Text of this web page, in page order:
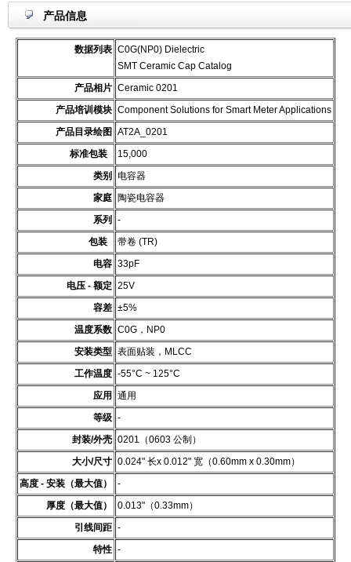
产品信息
数据列表 C0G(NP0) Dielectric
SMT Ceramic Cap Catalog
产品相片 Ceramic 0201
产品培训模块 Component Solutions for Smart Meter Applications
产品目录绘图
AT2A_0201
标准包装
15,000
类别
电容器
家庭 陶瓷电容器
系列
-
包装
带卷 (TR)
电容 33pF
电压 - 额定 25V
容差 ±5%
温度系数 C0G，NP0
安装类型 表面贴装，MLCC
工作温度 -55°C ~ 125°C
应用
通用
等级 -
封装/外壳 0201（0603 公制）
大小/尺寸 0.024" 长x 0.012" 宽（0.60mm x 0.30mm）
高度 - 安装（最大值）
-
厚度（最大值）
0.013"（0.33mm）
引线间距 -
特性 -